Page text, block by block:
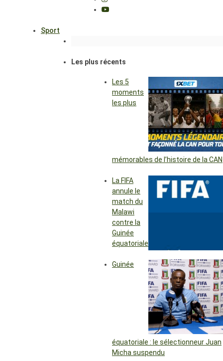
Sport
Les plus récents
Les 5
moments
les plus
mémorables de l’histoire de la CAN
La FIFA
annule le
match du
Malawi
contre la
Guinée
équatoriale
Guinée
équatoriale : le sélectionneur Juan
Micha suspendu